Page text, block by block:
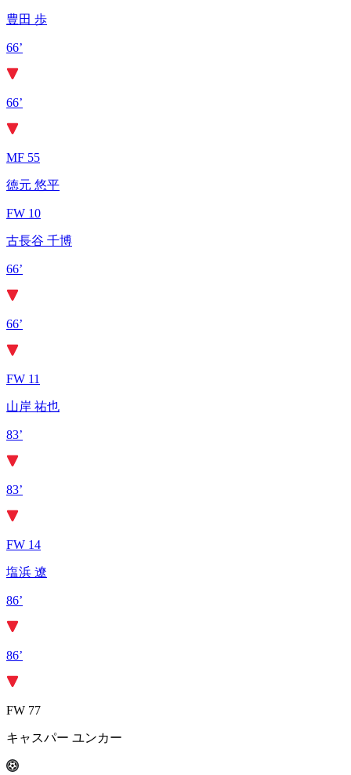
豊田 歩
66’
66’
MF 55
徳元 悠平
FW 10
古長谷 千博
66’
66’
FW 11
山岸 祐也
83’
83’
FW 14
塩浜 遼
86’
86’
FW 77
キャスパー ユンカー